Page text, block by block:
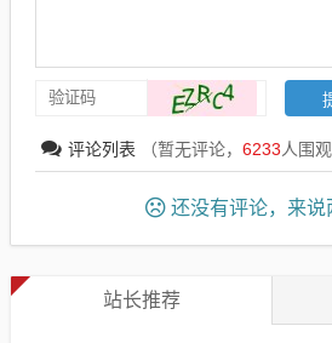
评论列表 （暂无评论， 6233人围观
还没有评论，来说
站长推荐